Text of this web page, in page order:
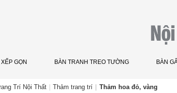
GỌN BÀN TRANH TREO TƯỜNG BÀN
Trí Nội Thất Thảm trang trí Thảm hoa đỏ, vàng